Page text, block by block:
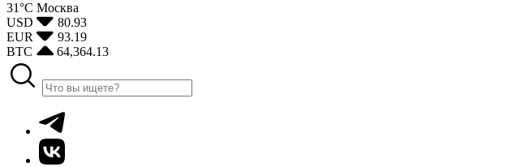
31°С Москва
USD
80.93
EUR
93.19
BTC
64,364.13